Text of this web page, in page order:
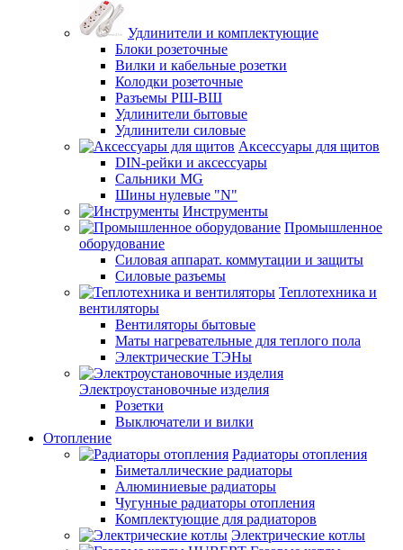
Удлинители и комплектующие
Блоки розеточные
Вилки и кабельные розетки
Колодки розеточные
Разъемы РШ-ВШ
Удлинители бытовые
Удлинители силовые
Аксессуары для щитов
DIN-рейки и аксессуары
Сальники MG
Шины нулевые "N"
Инструменты
Промышленное
оборудование
Силовая аппарат. коммутации и защиты
Силовые разъемы
Теплотехника и
вентиляторы
Вентиляторы бытовые
Маты нагревательные для теплого пола
Электрические ТЭНы
Электроустановочные изделия
Розетки
Выключатели и вилки
Отопление
Радиаторы отопления
Биметаллические радиаторы
Алюминиевые радиаторы
Чугунные радиаторы отопления
Комплектующие для радиаторов
Электрические котлы